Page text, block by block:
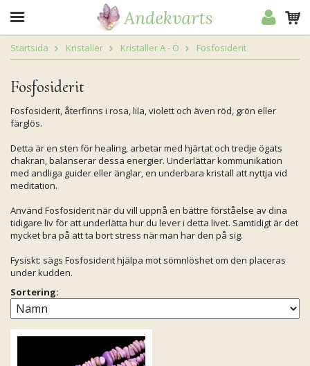
Startsida Kristaller Kristaller A - Ö Fosfosiderit
Fosfosiderit
Fosfosiderit, återfinns i rosa, lila, violett och även röd, grön eller
färglös.
Detta är en sten för healing, arbetar med hjärtat och tredje ögats
chakran, balanserar dessa energier. Underlättar kommunikation
med andliga guider eller änglar, en underbara kristall att nyttja vid
meditation.
Använd Fosfosiderit när du vill uppnå en bättre förståelse av dina
tidigare liv för att underlätta hur du lever i detta livet. Samtidigt är det
mycket bra på att ta bort stress när man har den på sig.
Fysiskt: sägs Fosfosiderit hjälpa mot sömnlöshet om den placeras
under kudden.
Sortering: